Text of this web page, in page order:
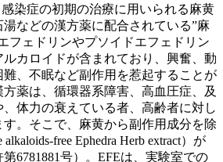
染症の初期の治療に用いられる麻黄
などの漢方薬に配合されている”麻
フェドリンやプソイドエフェドリン
カロイドが含まれており、興奮、動
、不眠など副作用を惹起することが
薬は、循環器系障害、高血圧症、及
体力の衰えている者、高齢者に対し
。そこで、麻黄から副作用成分を除
free Ephedra Herb extract）が
6781881号）。EFEは、実験室での